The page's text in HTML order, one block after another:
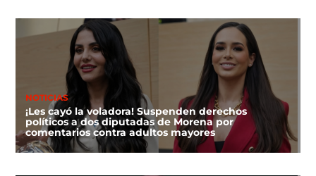
NOTICIAS
¡Les cayó la voladora! Suspenden derechos
políticos a dos diputadas de Morena por
comentarios contra adultos mayores